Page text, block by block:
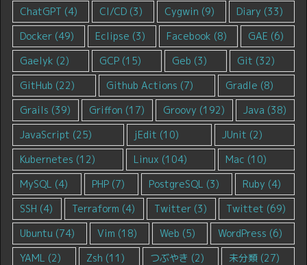
ChatGPT (4) CI/CD (3) Cygwin (9) Diary (33)
Docker (49) Eclipse (3) Facebook (8) GAE (6)
Gaelyk (2) GCP (15) Geb (3) Git (32)
GitHub (22) Github Actions (7) Gradle (8)
Grails (39) Griffon (17) Groovy (192) Java (38)
JavaScript (25) jEdit (10) JUnit (2)
Kubernetes (12) Linux (104) Mac (10)
MySQL (4) PHP(7) PostgreSQL (3) Ruby (4)
SSH (4) Terraform (4) Twitter (3) Twittet (69)
Ubuntu (74) Vim (18) Web (5) WordPress (6)
YAML (2) Zsh (11) つぶやき (2) 未分類 (27)